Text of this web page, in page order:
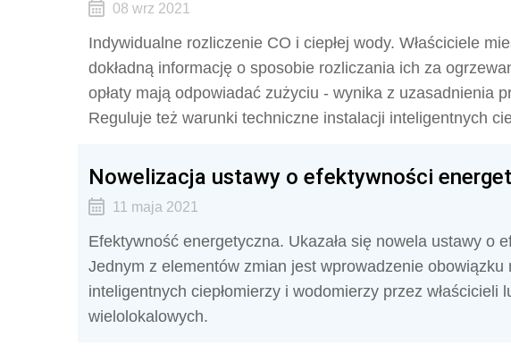
08 wrz 2021
Indywidualne rozliczenie CO i ciepłej wody. Właściciele
dokładną informację o sposobie rozliczania ich za
opłaty mają odpowiadać zużyciu - wynika z uzasadnienia
Reguluje też warunki techniczne instalacji inteligentnych
Nowelizacja ustawy o efektywności
11 maja 2021
Efektywność energetyczna. Ukazała się nowela ustawy o
Jednym z elementów zmian jest wprowadzenie obowiązku
inteligentnych ciepłomierzy i wodomierzy przez właścicieli
wielolokalowych.